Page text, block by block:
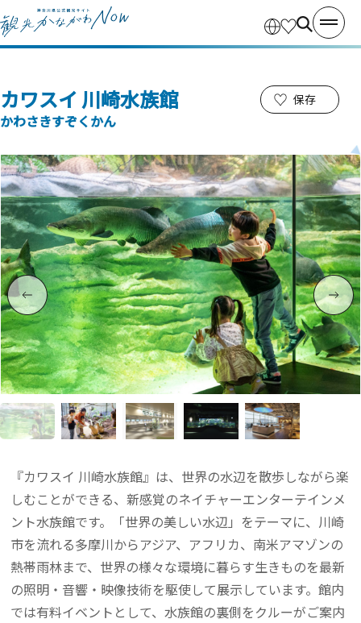
カワスイ 川崎水族館
かわさきすぞくかん
保存
『カワスイ 川崎水族館』は、世界の水辺を散歩しながら楽
しむことができる、新感覚のネイチャーエンターテインメ
ント水族館です。「世界の美しい水辺」をテーマに、川崎
市を流れる多摩川からアジア、アフリカ、南米アマゾンの
熱帯雨林まで、世界の様々な環境に暮らす生きものを最新
の照明・音響・映像技術を駆使して展示しています。館内
では有料イベントとして、水族館の裏側をクルーがご案内